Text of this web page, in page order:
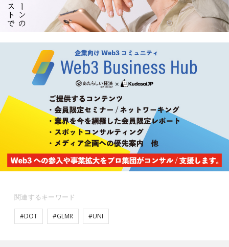
関連するキーワード
#DOT #GLMR #UNI